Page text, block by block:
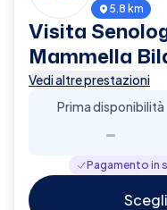
5.8 km
Visita
Mammella
Vedi altre prestazioni
Prima disponibilità
-
Pagamento in